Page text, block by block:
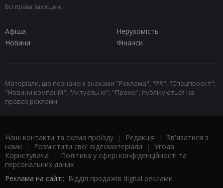
Всі права захищені.
Афіша
Нерухомість
Новини
Фінанси
Матеріали, що позначені знаками "Реклама", "PR", "Спецпроект",
"Новини компаній", "Актуально", "Промо", публікуються на
правах реклами.
Наші контакти та схема проїзду | Редакція | Зв'язатися з
нами | Розмістити свої відеоматеріали | Угода
Користувача |
Політика у сфері конфіденційності та
персональних даних
Реклама на сайті: Відділ продажів digital реклами